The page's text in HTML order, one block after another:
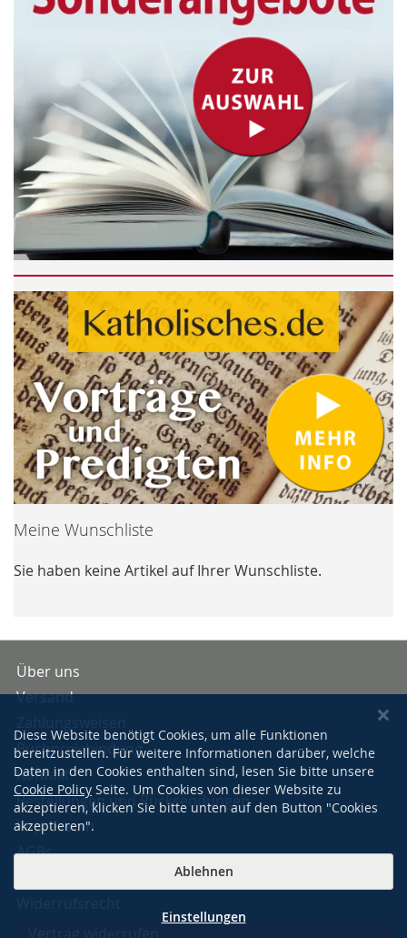
Meine Wunschliste
Sie haben keine Artikel auf Ihrer Wunschliste.
Über uns
Versand
Buchpreisbindung
Kontakt
Bestellungen und Rücksendungen
Impressum
AGBs
Diese Website benötigt Cookies, um alle Funktionen
bereitzustellen. Für weitere Informationen darüber, welche
Daten in den Cookies enthalten sind, lesen Sie bitte unsere
Cookie Policy Seite. Um Cookies von dieser Website zu
akzeptieren, klicken Sie bitte unten auf den Button "Cookies
akzeptieren".
Ablehnen
Einstellungen